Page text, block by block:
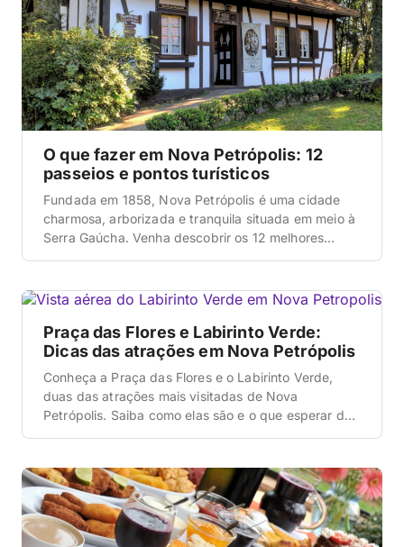
O que fazer em Nova Petrópolis: 12
passeios e pontos turísticos
Fundada em 1858, Nova Petrópolis é uma cidade
charmosa, arborizada e tranquila situada em meio à
Serra Gaúcha. Venha descobrir os 12 melhores
um guia atualizado, com tudo o que você precisa
Praça das Flores e Labirinto Verde:
Dicas das atrações em Nova Petrópolis
Conheça a Praça das Flores e o Labirinto Verde,
duas das atrações mais visitadas de Nova
Petrópolis. Saiba como elas são e o que esperar do
o que você precisa saber e um passo a passo
completo para […]